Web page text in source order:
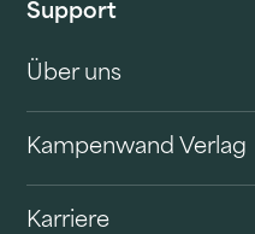
Support
Über uns
Kampenwand Verlag
Karriere